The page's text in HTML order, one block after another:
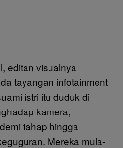
editan visualnya
tayangan infotainment
istri itu duduk di
kamera,
tahap hingga
Mereka mula-